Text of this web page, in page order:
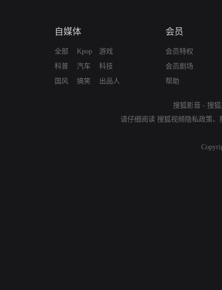
自媒体
全部
科普
国风
Kpop
汽车
搞笑
游戏
科技
出品人
会员
会员特权
会员剧场
帮助
搜狐影音 - 搜
请仔细阅读 搜狐视频隐私政策、